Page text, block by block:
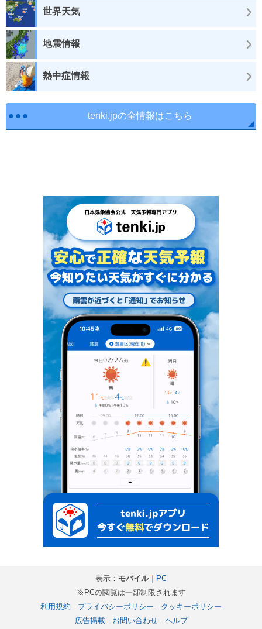
世界天気
地震情報
熱中症情報
tenki.jpの全情報はこちら
表示： モバイル｜
PC
※PCの閲覧は一部制限されます
利用規約 - プライバシーポリシー - クッキーポリシー
広告掲載- お問い合わせ- ヘルプ